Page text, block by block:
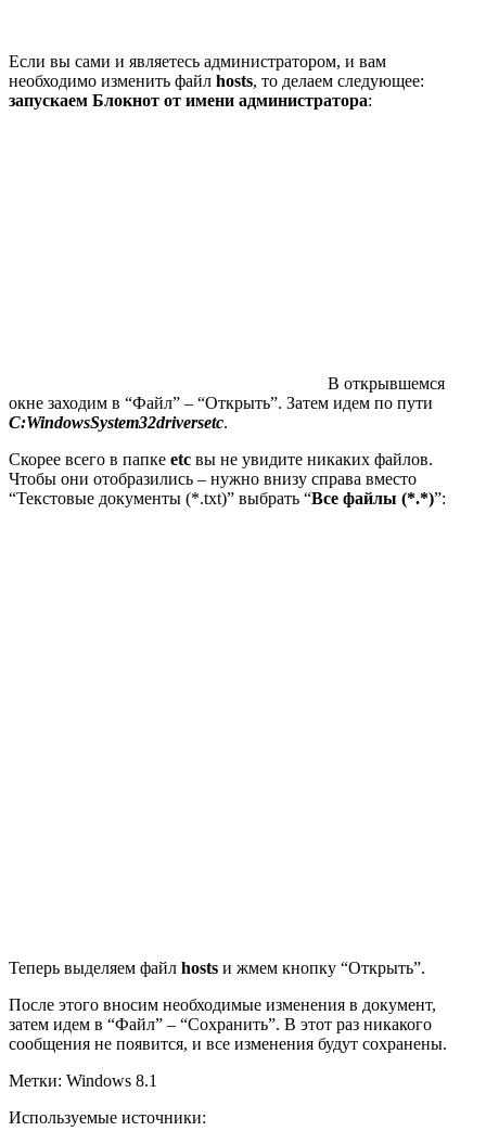
Если вы сами и являетесь администратором, и вам
необходимо изменить файл hosts, то делаем следующее:
запускаем Блокнот от имени администратора:
В открывшемся
окне заходим в “Файл” – “Открыть”. Затем идем по пути
C:WindowsSystem32driversetc.
Скорее всего в папке etc вы не увидите никаких файлов.
Чтобы они отобразились – нужно внизу справа вместо
“Текстовые документы (*.txt)” выбрать “Все файлы (*.*)”:
Теперь выделяем файл hosts и жмем кнопку “Открыть”.
После этого вносим необходимые изменения в документ,
затем идем в “Файл” – “Сохранить”. В этот раз никакого
сообщения не появится, и все изменения будут сохранены.
Метки: Windows 8.1
Используемые источники: